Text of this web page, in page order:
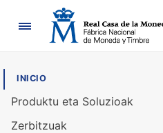
Nabigazioa
INICIO
Produktu eta Soluzioak
Zerbitzuak